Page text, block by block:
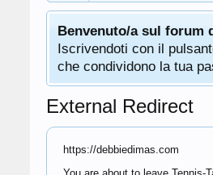
Benvenuto/a sul forum
Iscrivendoti con il
che condividono la tua
External Redirect
https://debbiedimas.com